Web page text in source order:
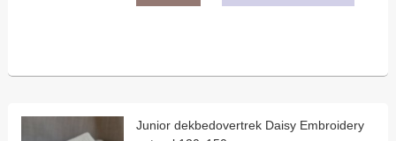
Junior dekbedovertrek Daisy Embroidery